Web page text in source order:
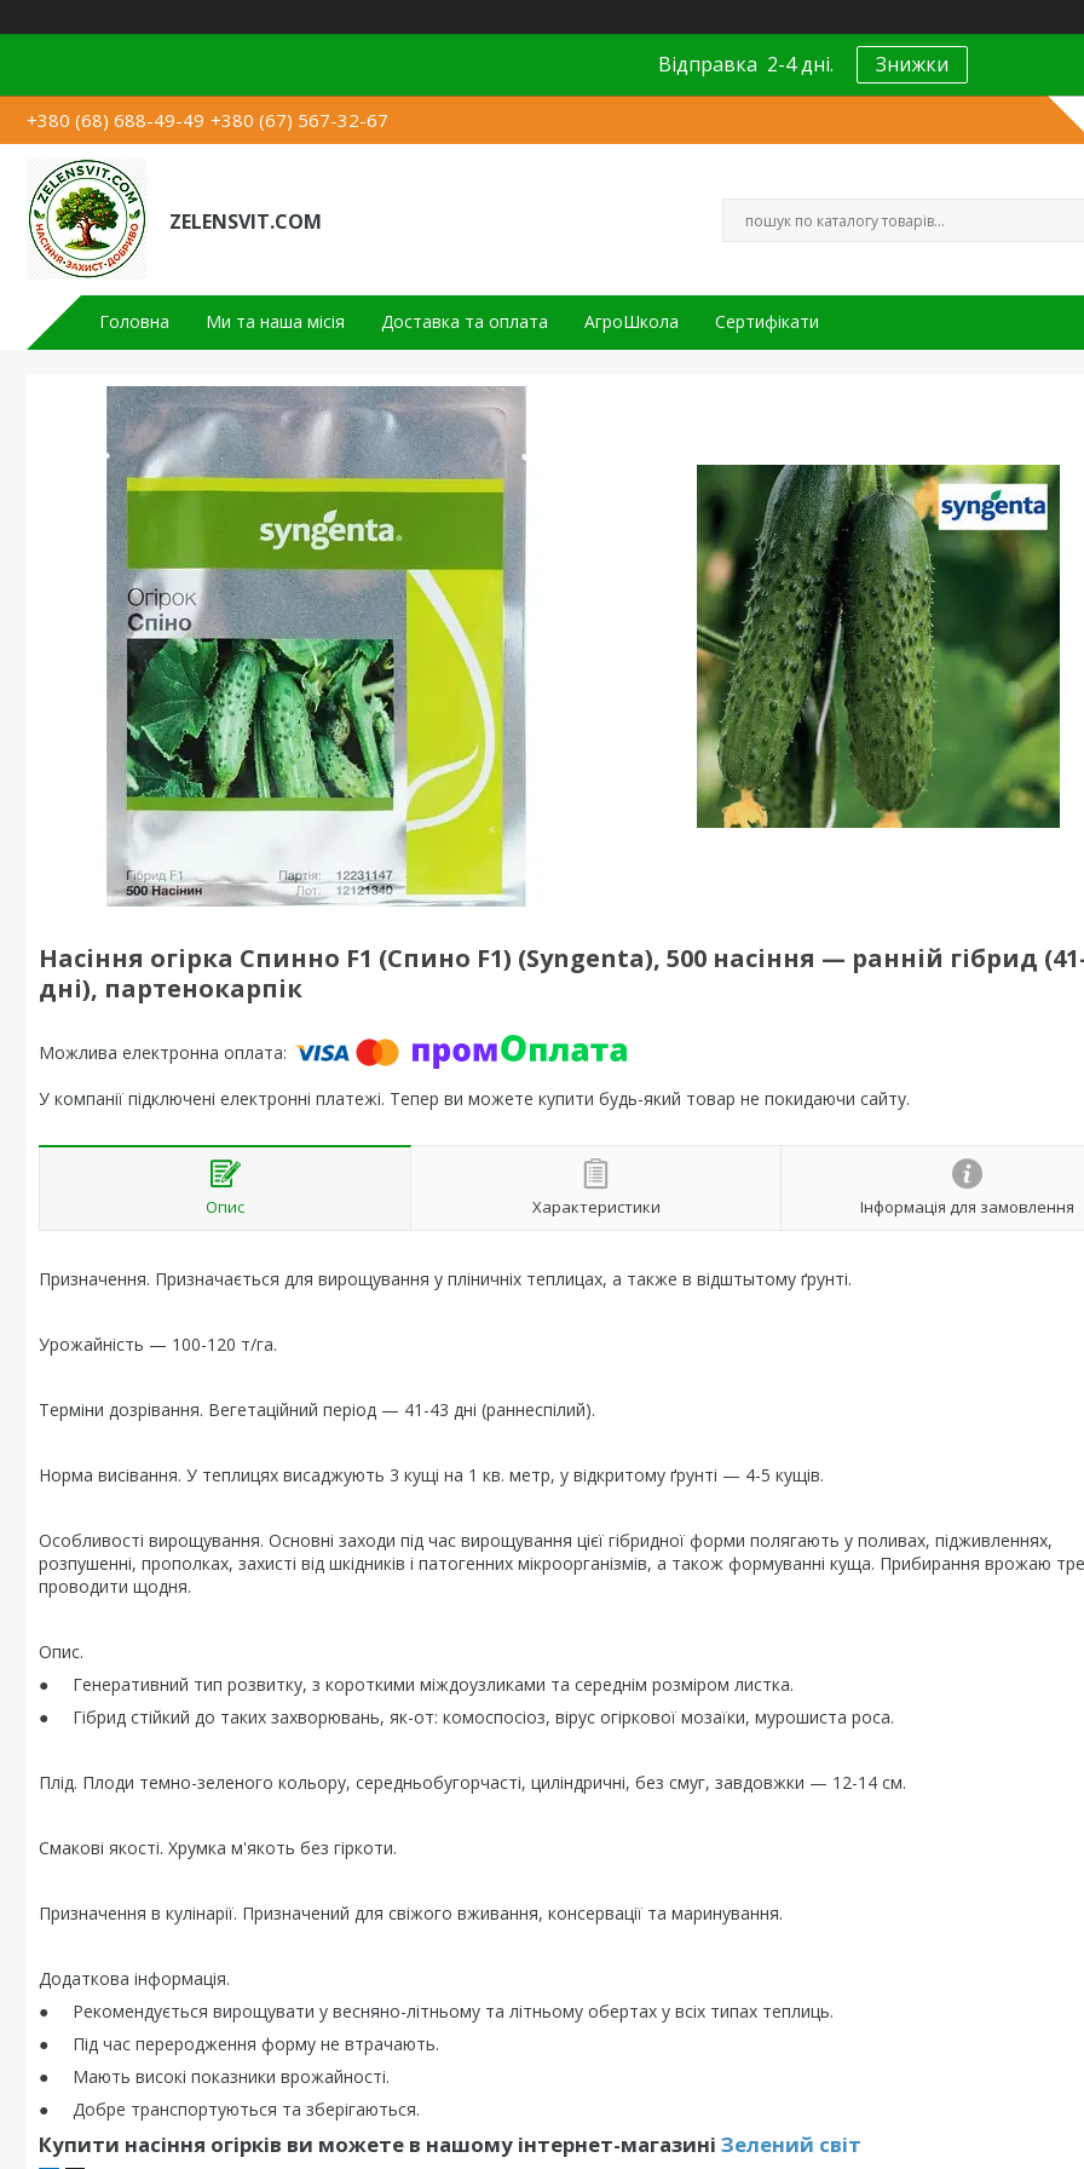
Відправка 2-4 дні. Знижки
+380 (68) 688-49-49 +380 (67) 567-32-67
ZELENSVIT.COM
Головна Ми та наша місія Доставка та оплата АгроШкола Сертифікати
Насіння огірка Спинно F1 (Спино F1) (Syngenta), 500 насіння — ранній гібрид
дні), партенокарпік
У компанії підключені електронні платежі. Тепер ви можете купити будь-який товар не покидаючи сайту.
Опис Характеристики Інформація для замовлення
Призначення. Призначається для вирощування у пліничніх теплицах, a тaкжe в відштытому ґрунті.
Урожайність — 100-120 т/га.
Терміни дозрівання. Вегетаційний період — 41-43 дні (раннеспілий).
Норма висівання. У теплицях висаджують 3 кущі на 1 кв. метр, у відкритому ґрунті — 4-5 кущів.
Особливості вирощування. Основні заходи під час вирощування цієї гібридної форми полягають у поливах, підживленнях,
розпушенні, прополках, захисті від шкідників і патогенних мікроорганізмів, а також формуванні куща. Прибирання врожаю
проводити щодня.
Опис.
● Генеративний тип розвитку, з короткими міждоузликами та середнім розміром листка.
● Гібрид стійкий до таких захворювань, як-от: комоспосіоз, вірус огіркової мозаїки, мурошиста роса.
Плід. Плоди темно-зеленого кольору, середньобугорчасті, циліндричні, без смуг, завдовжки — 12-14 см.
Смакові якості. Хрумка м'якоть без гіркоти.
Призначення в кулінарії. Призначений для свіжого вживання, консервації та маринування.
Додаткова інформація.
● Рекомендується вирощувати у весняно-літньому та літньому обертах у всіх типах теплиць.
● Під час переродження форму не втрачають.
● Мають високі показники врожайності.
● Добре транспортуються та зберігаються.
Купити насіння огірків ви можете в нашому інтернет-магазині Зелений свiт